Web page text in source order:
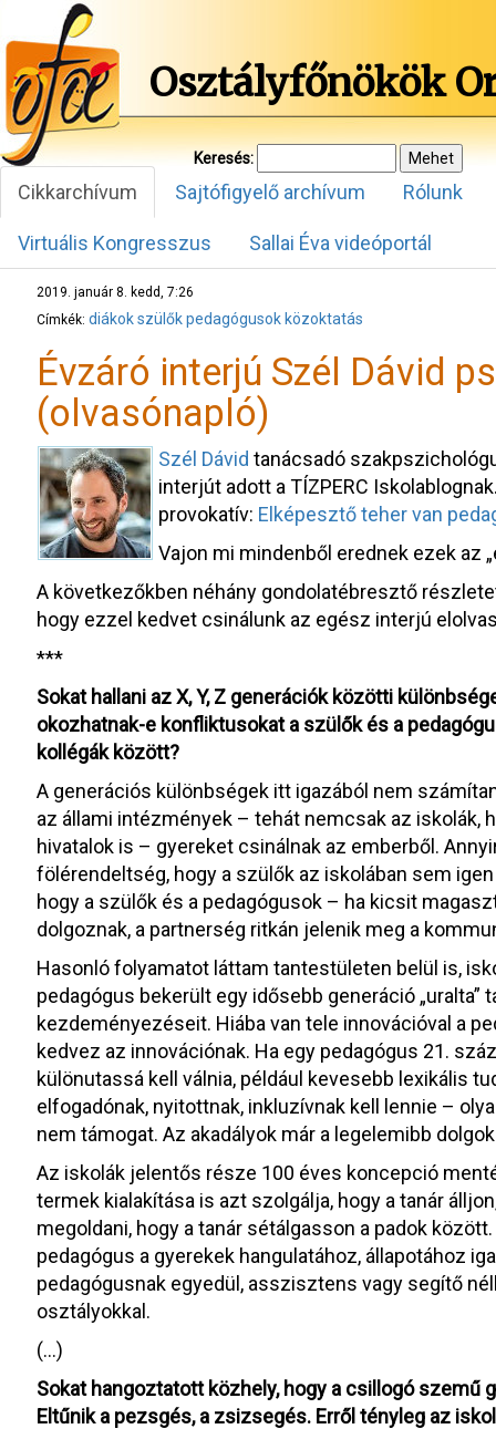
Osztályfőnökök
Keresés:
Cikkarchívum Sajtófigyelő archívum Rólunk
Virtuális Kongresszus Sallai Éva videóportál
2019. január 8. kedd, 7:26
Címkék: diákokszülőkpedagógusok közoktatás
Évzáró interjú Szél Dávid
(olvasónapló)
Szél Dávid tanácsadó
interjút adott a TÍZPERC
provokatív: Elképesztő teher van
Vajon mi mindenből erednek ezek az
A következőkben néhány gondolatébresztő
hogy ezzel kedvet csinálunk az egész interjú
***
Sokat hallani az X, Y, Z generációk közötti
okozhatnak-e konfliktusokat a szülők és a
kollégák között?
A generációs különbségek itt igazából nem
az állami intézmények – tehát nemcsak az iskolák,
hivatalok is – gyereket csinálnak az emberből.
fölérendeltség, hogy a szülők az iskolában sem
hogy a szülők és a pedagógusok – ha kicsit
dolgoznak, a partnerség ritkán jelenik meg a
Hasonló folyamatot láttam tantestületen belül is,
pedagógus bekerült egy idősebb generáció
kezdeményezéseit. Hiába van tele innovációval a
kedvez az innovációnak. Ha egy pedagógus 21.
különutassá kell válnia, például kevesebb lexikális
elfogadónak, nyitottnak, inkluzívnak kell lennie –
nem támogat. Az akadályok már a legelemibb
Az iskolák jelentős része 100 éves koncepció
termek kialakítása is azt szolgálja, hogy a tanár
megoldani, hogy a tanár sétálgasson a padok
pedagógus a gyerekek hangulatához, állapotához
pedagógusnak egyedül, asszisztens vagy segítő
osztályokkal.
(…)
Sokat hangoztatott közhely, hogy a csillogó szemű
Eltűnik a pezsgés, a zsizsegés. Erről tényleg az